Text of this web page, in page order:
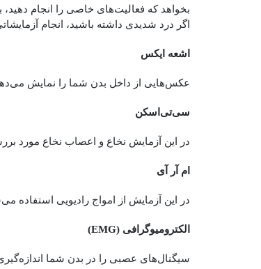
بخواهد که فعالیت‌های خاصی را انجام
اگر درد شدیدی داشته باشید، انجام
اشعه ایکس
عکس‌هایی از داخل بدن شما را نمایش
سی‌تی‌اسکن
در این آزمایش نخاع و اعصاب نخاع مورد
ام آر آی
در این آزمایش از امواج رادیویی
الکترومیوگرافی (EMG)
سیگنال‌های عصبی را در بدن شما